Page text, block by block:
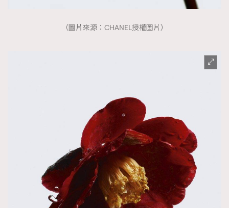
（圖片來源：CHANEL授權圖片）